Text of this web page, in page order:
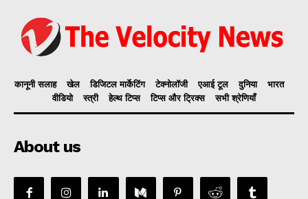
कानूनी सलाह खेल डिजिटल मार्केटिंग टेक्नोलॉजी एआई टूल दुनिया
भारत
वीडियो
स्त्री हेल्थ टिप्स टिप्स और ट्रिक्स सभी श्रेणियाँ
About us